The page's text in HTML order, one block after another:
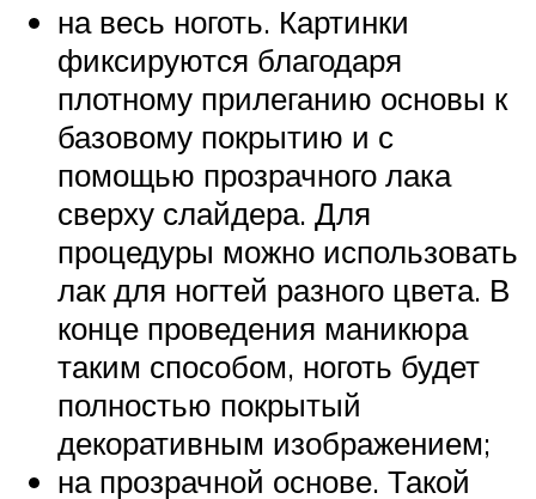
на весь ноготь. Картинки
фиксируются благодаря
плотному прилеганию основы к
базовому покрытию и с
помощью прозрачного лака
сверху слайдера. Для
процедуры можно использовать
лак для ногтей разного цвета. В
конце проведения маникюра
таким способом, ноготь будет
полностью покрытый
декоративным изображением;
на прозрачной основе. Такой